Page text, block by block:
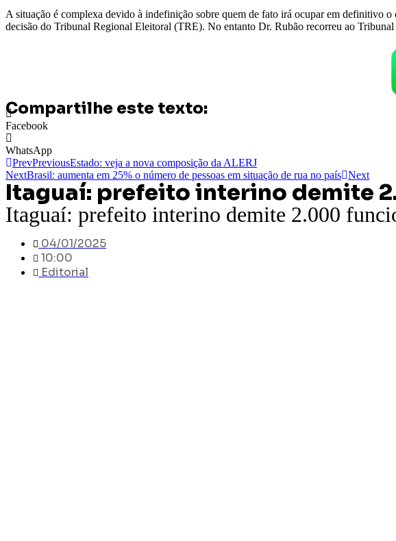
A situação é complexa devido à indefinição sobre quem de fato irá ocupar em definitivo
decisão do Tribunal Regional Eleitoral (TRE). No entanto Dr. Rubão recorreu ao
Compartilhe este texto:
Facebook
WhatsApp
PrevPreviousEstado: veja a nova composição da ALERJ
NextBrasil: aumenta em 25% o número de pessoas em situação de rua no país Next
Itaguaí: prefeito interino demite
Itaguaí: prefeito interino demite 2.000
04/01/2025
10:00
Editorial